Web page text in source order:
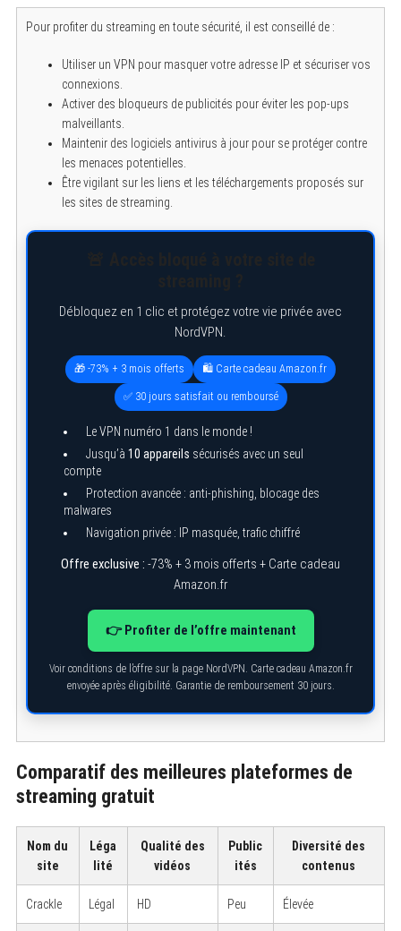
Pour profiter du streaming en toute sécurité, il est conseillé de :
Utiliser un VPN pour masquer votre adresse IP et sécuriser vos
connexions.
Activer des bloqueurs de publicités pour éviter les pop-ups
malveillants.
Maintenir des logiciels antivirus à jour pour se protéger contre
les menaces potentielles.
Être vigilant sur les liens et les téléchargements proposés sur
les sites de streaming.
Débloquez en 1 clic et protégez votre vie privée avec
NordVPN.
🎁 -73% + 3 mois offerts 🛍️ Carte cadeau Amazon.fr
✅ 30 jours satisfait ou remboursé
Le VPN numéro 1 dans le monde !
Jusqu’à 10 appareils sécurisés avec un seul
compte
Protection avancée : anti-phishing, blocage des
malwares
Navigation privée : IP masquée, trafic chiffré
Offre exclusive : -73% + 3 mois offerts + Carte cadeau
Amazon.fr
👉 Profiter de l’offre maintenant
Voir conditions de l’offre sur la page NordVPN. Carte cadeau Amazon.fr
envoyée après éligibilité. Garantie de remboursement 30 jours.
Comparatif des meilleures plateformes de
streaming gratuit
Nom du
site
Léga
lité
Qualité des
vidéos
Public
ités
Diversité des
contenus
Crackle Légal HD Peu Élevée
o
: